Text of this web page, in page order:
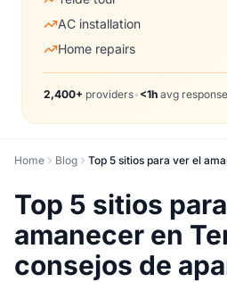
AC installation
Home repairs
2,400+ providers• <1h avg response
Home Blog
Top 5 sitios
amanecer en
consejos de